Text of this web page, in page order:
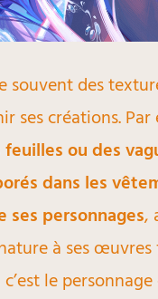
souvent des
ses créations. Par
ou des
dans les
ses personnages,
à ses œuvres
le